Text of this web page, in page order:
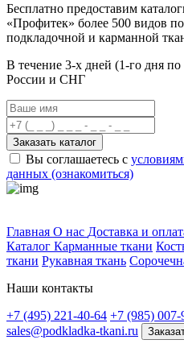
Бесплатно предоставим
«Профитек» более 500 видов
подкладочной и карманной
В течение 3-х дней (1-го дня
России и СНГ
Заказать каталог
Вы соглашаетесь с
данных (ознакомиться)
Главная О нас Доставка и
Каталог Карманные ткани
ткани Рукавная ткань
Наши контакты
+7 (495) 221-40-64 +7 (985) 007-
sales@podkladka-tkani.ru